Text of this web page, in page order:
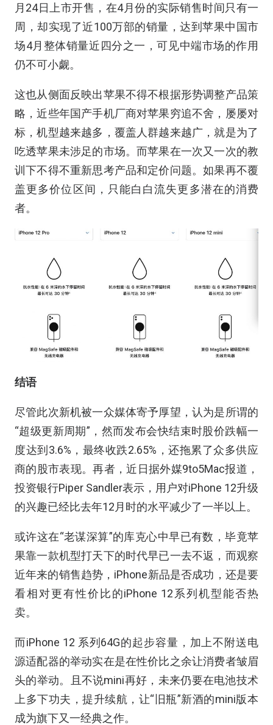
月24日上市开售，在4月份的实际销售时间只有一
周，却实现了近100万部的销量，达到苹果中国市
场4月整体销量近四分之一，可见中端市场的作用
仍不可小觑。
这也从侧面反映出苹果不得不根据形势调整产品策
略，近些年国产手机厂商对苹果穷追不舍，屡屡对
标，机型越来越多，覆盖人群越来越广，就是为了
吃透苹果未涉足的市场。而苹果在一次又一次的教
训下不得不重新思考产品和定价问题。如果再不覆
盖更多价位区间，只能白白流失更多潜在的消费
者。
结语
尽管此次新机被一众媒体寄予厚望，认为是所谓的
“超级更新周期”，然而发布会快结束时股价跌幅一
度达到3.6%，最终收跌2.65%，还拖累了众多供应
商的股市表现。再者，近日据外媒9to5Mac报道，
投资银行Piper Sandler表示，用户对iPhone 12升级
的兴趣已经比去年12月时的水平减少了一半以上。
或许这在“老谋深算”的库克心中早已有数，毕竟苹
果靠一款机型打天下的时代早已一去不返，而观察
近年来的销售趋势，iPhone新品是否成功，还是要
看相对更有性价比的iPhone 12系列机型能否热
卖。
而iPhone 12 系列64G的起步容量，加上不附送电
源适配器的举动实在是在性价比之余让消费者皱眉
头的举动。且不说mini再好，未来仍要在电池技术
上多下功夫，提升续航，让“旧瓶”新酒的mini版本
成为旗下又一经典之作。